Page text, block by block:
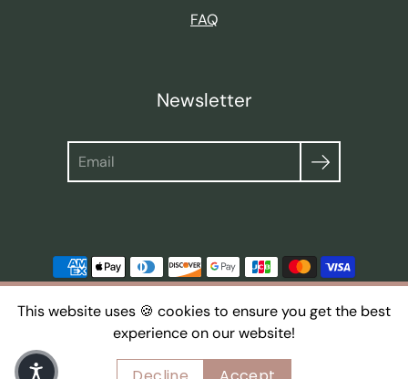
FAQ
Newsletter
© 2026,thoughts of september
This website uses 🍪 cookies to ensure you get the best
experience on our website!